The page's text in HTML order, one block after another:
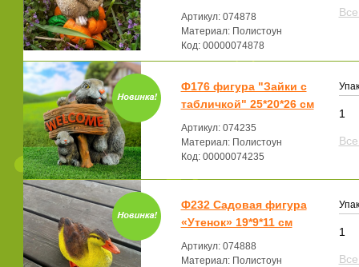
Артикул: 074878
Материал: Полистоун
Код: 00000074878
Ф176 фигура "Зайки с
табличкой" 25*20*26 см
Артикул: 074235
Материал: Полистоун
Код: 00000074235
1
Ф232 Садовая фигура
«Утенок» 19*9*11 см
Артикул: 074888
Материал: Полистоун
1